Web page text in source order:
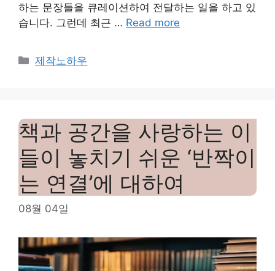
하는 문장들을 큐레이션하여 전달하는 일을 하고 있
습니다. 그런데 최근 … Read more
Categories
제작노하우
책과 공간을 사랑하는 이
들이 놓치기 쉬운 ‘반짝이
는 연결’에 대하여
08월 04일